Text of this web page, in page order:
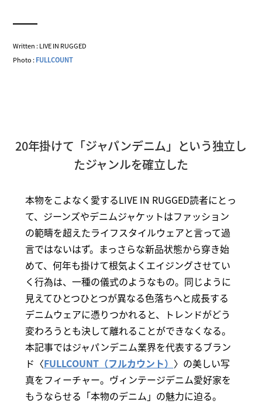
Written : LIVE IN RUGGED
Photo :FULLCOUNT
20年掛けて「ジャパンデニム」という独立し
たジャンルを確立した
本物をこよなく愛するLIVE IN RUGGED読者にとっ
て、ジーンズやデニムジャケットはファッション
の範疇を超えたライフスタイルウェアと言って過
言ではないはず。まっさらな新品状態から穿き始
めて、何年も掛けて根気よくエイジングさせてい
く行為は、一種の儀式のようなもの。同じように
見えてひとつひとつが異なる色落ちへと成長する
デニムウェアに憑りつかれると、トレンドがどう
変わろうとも決して離れることができなくなる。
本記事ではジャパンデニム業界を代表するブラン
ド〈FULLCOUNT（フルカウント） 〉の美しい写
真をフィーチャー。ヴィンテージデニム愛好家を
もうならせる「本物のデニム」の魅力に迫る。